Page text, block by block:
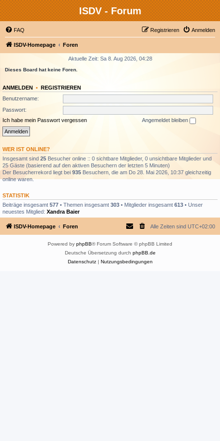
ISDV - Forum
FAQ Anmelden
Registrieren
ISDV-Homepage Foren
Aktuelle Zeit: Sa 8. Aug 2026, 04:28
Dieses Board hat keine Foren.
ANMELDEN • REGISTRIEREN
Benutzername:
Passwort:
Ich habe mein Passwort vergessen
Angemeldet bleiben
WER IST ONLINE?
Insgesamt sind 25 Besucher online :: 0 sichtbare Mitglieder, 0 unsichtbare Mitglieder und
25 Gäste (basierend auf den aktiven Besuchern der letzten 5 Minuten)
Der Besucherrekord liegt bei 935 Besuchern, die am Do 28. Mai 2026, 10:37 gleichzeitig
online waren.
STATISTIK
Beiträge insgesamt 577 • Themen insgesamt 303 • Mitglieder insgesamt 613 • Unser
neuestes Mitglied: Xandra Baier
ISDV-Homepage Foren Alle Zeiten sind UTC+02:00
Powered by phpBB® Forum Software © phpBB Limited
Deutsche Übersetzung durch phpBB.de
Datenschutz| Nutzungsbedingungen